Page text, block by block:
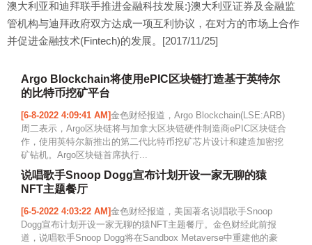
澳大利亚和迪拜联手推进金融科技发展:}澳大利亚证券及金融监
管机构与迪拜政府双方达成一项互利协议，在对方的市场上合作
并促进金融技术(Fintech)的发展。[2017/11/25]
Argo Blockchain将使用ePIC区块链打造基于英特尔
的比特币挖矿平台
[6-8-2022 4:09:41 AM]金色财经报道，Argo Blockchain(LSE:ARB)
周二表示，Argo区块链将与加拿大区块链硬件制造商ePIC区块链合
作，使用英特尔新推出的第二代比特币挖矿芯片设计和建造加密挖
矿钻机。Argo区块链首席执行...
说唱歌手Snoop Dogg宣布计划开设一家无聊的猿
NFT主题餐厅
[6-5-2022 4:03:22 AM]金色财经报道，美国著名说唱歌手Snoop
Dogg宣布计划开设一家无聊的猿NFT主题餐厅。金色财经此前报
道，说唱歌手Snoop Dogg将在Sandbox Metaverse中重建他的豪